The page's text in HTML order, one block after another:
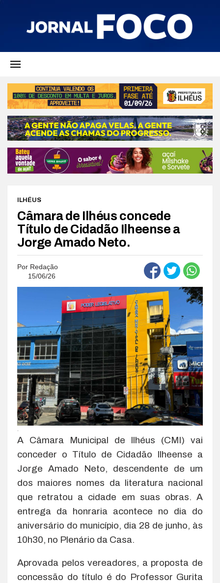
ILHÉUS
Câmara de Ilhéus concede
Título de Cidadão Ilheense a
Jorge Amado Neto.
Por Redação
15/06/26
.
A Câmara Municipal de Ilhéus (CMI) vai
conceder o Título de Cidadão Ilheense a
Jorge Amado Neto, descendente de um
dos maiores nomes da literatura nacional
que retratou a cidade em suas obras. A
entrega da honraria acontece no dia do
aniversário do município, dia 28 de junho, às
10h30, no Plenário da Casa.
Aprovada pelos vereadores, a proposta de
concessão do título é do Professor Gurita